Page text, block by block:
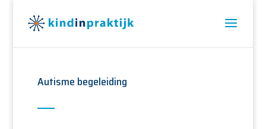
Autisme begeleiding